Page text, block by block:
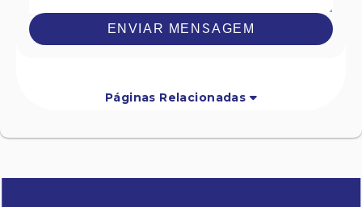
ENVIAR MENSAGEM
Páginas Relacionadas